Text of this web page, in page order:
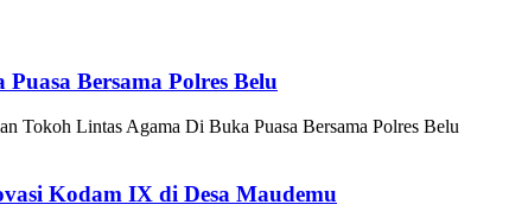
Bersama Polres Belu
Tokoh Lintas Agama Di Buka Puasa Bersama Polres Belu
Kodam IX di Desa Maudemu